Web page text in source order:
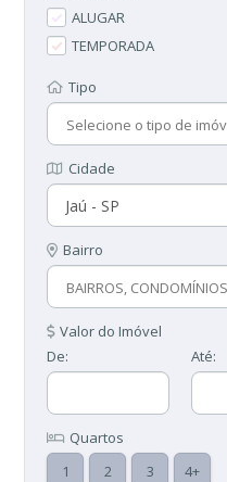
ALUGAR
TEMPORADA
Tipo
Cidade
Bairro
Valor do Imóvel
De:
Até:
Quartos
1
2 3 4+